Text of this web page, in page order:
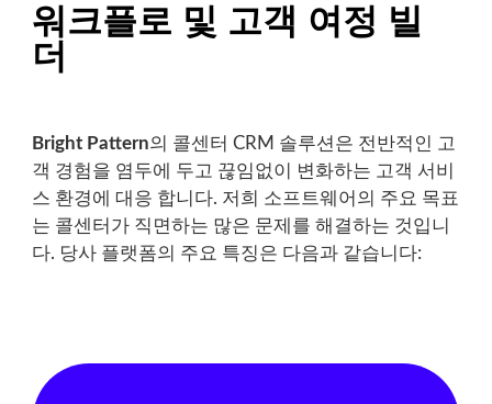
워크플로 및 고객 여정 빌
더
Bright Pattern의 콜센터 CRM 솔루션은 전반적인 고
객 경험을 염두에 두고 끊임없이 변화하는 고객 서비
스 환경에 대응 합니다. 저희 소프트웨어의 주요 목표
는 콜센터가 직면하는 많은 문제를 해결하는 것입니
다. 당사 플랫폼의 주요 특징은 다음과 같습니다: